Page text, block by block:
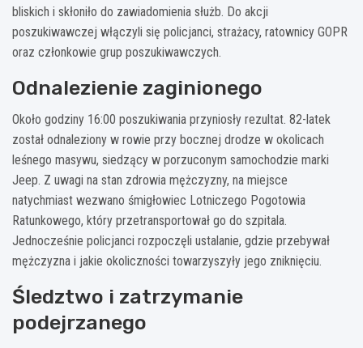
bliskich i skłoniło do zawiadomienia służb. Do akcji
poszukiwawczej włączyli się policjanci, strażacy, ratownicy GOPR
oraz członkowie grup poszukiwawczych.
Odnalezienie zaginionego
Około godziny 16:00 poszukiwania przyniosły rezultat. 82-latek
został odnaleziony w rowie przy bocznej drodze w okolicach
leśnego masywu, siedzący w porzuconym samochodzie marki
Jeep. Z uwagi na stan zdrowia mężczyzny, na miejsce
natychmiast wezwano śmigłowiec Lotniczego Pogotowia
Ratunkowego, który przetransportował go do szpitala.
Jednocześnie policjanci rozpoczęli ustalanie, gdzie przebywał
mężczyzna i jakie okoliczności towarzyszyły jego zniknięciu.
Śledztwo i zatrzymanie
podejrzanego